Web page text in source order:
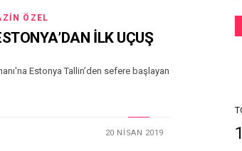
ÖZEL
İLK UÇUŞ
Estonya Tallin’den sefere başlayan
20 NISAN 2019